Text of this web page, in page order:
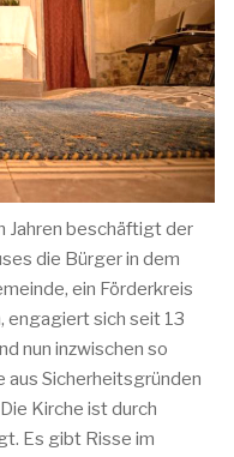
Jahren beschäftigt der
die Bürger in dem
ein Förderkreis
engagiert sich seit 13
nun inzwischen so
aus Sicherheitsgründen
Kirche ist durch
Es gibt Risse im